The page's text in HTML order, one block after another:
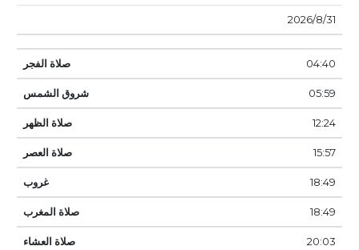
31‏‏/8‏‏/2026
04:40
05:59
12:24
15:57
18:49
18:49
20:03